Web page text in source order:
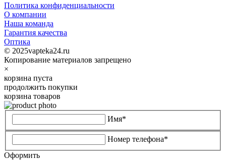
Политика конфиденциальности
О компании
Наша команда
Гарантия качества
Оптика
© 2025vapteka24.ru
Копирование материалов запрещено
×
корзина пуста
продолжить покупки
корзина товаров
Имя*
Номер телефона*
Оформить